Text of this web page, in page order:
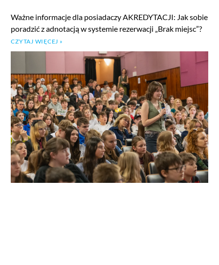
Ważne informacje dla posiadaczy AKREDYTACJI: Jak sobie
poradzić z adnotacją w systemie rezerwacji „Brak miejsc”?
CZYTAJ WIĘCEJ »